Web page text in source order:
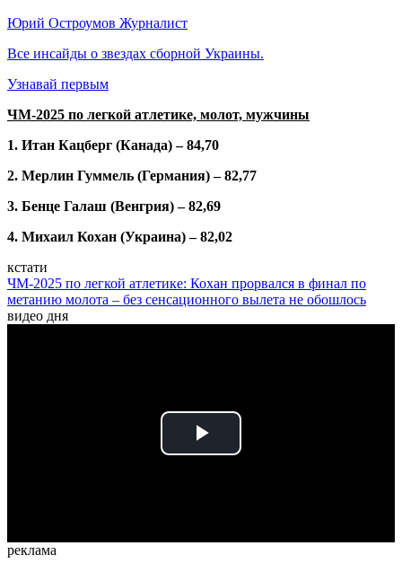
Юрий Остроумов Журналист
Все инсайды о звездах сборной Украины.
Узнавай первым
ЧМ-2025 по легкой атлетике, молот, мужчины
1. Итан Кацберг (Канада) – 84,70
2. Мерлин Гуммель (Германия) – 82,77
3. Бенце Галаш (Венгрия) – 82,69
4. Михаил Кохан (Украина) – 82,02
кстати
ЧМ-2025 по легкой атлетике: Кохан прорвался в финал по
метанию молота – без сенсационного вылета не обошлось
видео дня
Play
реклама